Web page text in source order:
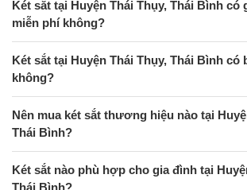
Két sắt tại Huyện Thái Thụy, Thái Bình có
miễn phí không?
Két sắt tại Huyện Thái Thụy, Thái Bình có
không?
Nên mua két sắt thương hiệu nào tại
Thái Bình?
Két sắt nào phù hợp cho gia đình tại
Thái Bình?